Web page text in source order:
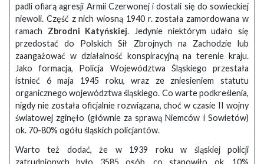
padli ofiarą agresji Armii Czerwonej i dostali się do sowieckiej
niewoli. Część z nich wiosną 1940 r. została zamordowana w
ramach Zbrodni Katyńskiej. Jedynie niektórym udało się
przedostać do Polskich Sił Zbrojnych na Zachodzie lub
zaangażować w działalność konspiracyjną na terenie kraju.
Jako formacja, Policja Województwa Śląskiego przestała
istnieć 6 maja 1945 roku, wraz ze zniesieniem statutu
organicznego województwa śląskiego. Co warte podkreślenia,
nigdy nie została oficjalnie rozwiązana, choć w czasie II wojny
światowej zginęło (głównie za sprawą Niemców i Sowietów)
ok. 70-80% ogółu śląskich policjantów.
Warto też dodać, że w 1939 roku w śląskiej policji